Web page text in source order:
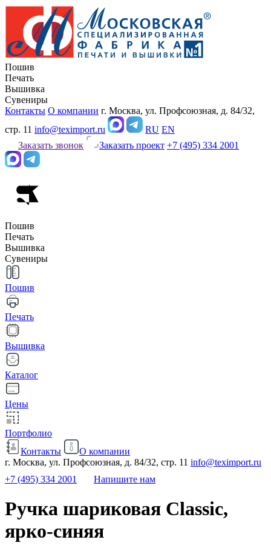
Пошив
Печать
Вышивка
Сувениры
Контакты О компании г. Москва, ул. Профсоюзная, д. 84/32,
стр. 11 info@teximport.ru RU EN
Заказать звонок
Заказать проект +7 (495) 334 2001
Пошив
Печать
Вышивка
Сувениры
Пошив
Печать
Вышивка
Каталог
Цены
Портфолио
Контакты
О компании
г. Москва, ул. Профсоюзная, д. 84/32, стр. 11 info@teximport.ru
+7 (495) 334 2001
Напишите нам
Ручка шариковая Classic,
ярко-синяя